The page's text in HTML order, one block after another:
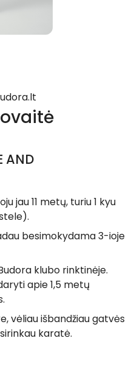
AND
jau 11 metų, turiu 1 kyu
besimokydama 3-ioje
klubo rinktinėje.
apie 1,5 metų
vėliau išbandžiau gatvės
karatė.